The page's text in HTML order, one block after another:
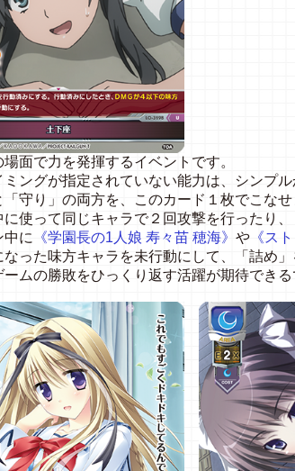
場面で力を発揮するイベントです。
ングが指定されていない能力は、シンプル
「守り」の両方を、このカード１枚でこなせ
に使って同じキャラで２回攻撃を行ったり、
中に
《学園長の1人娘 寿々苗 穂海》 や 《ス
なった味方キャラを未行動にして、「詰め」
ムの勝敗をひっくり返す活躍が期待できる